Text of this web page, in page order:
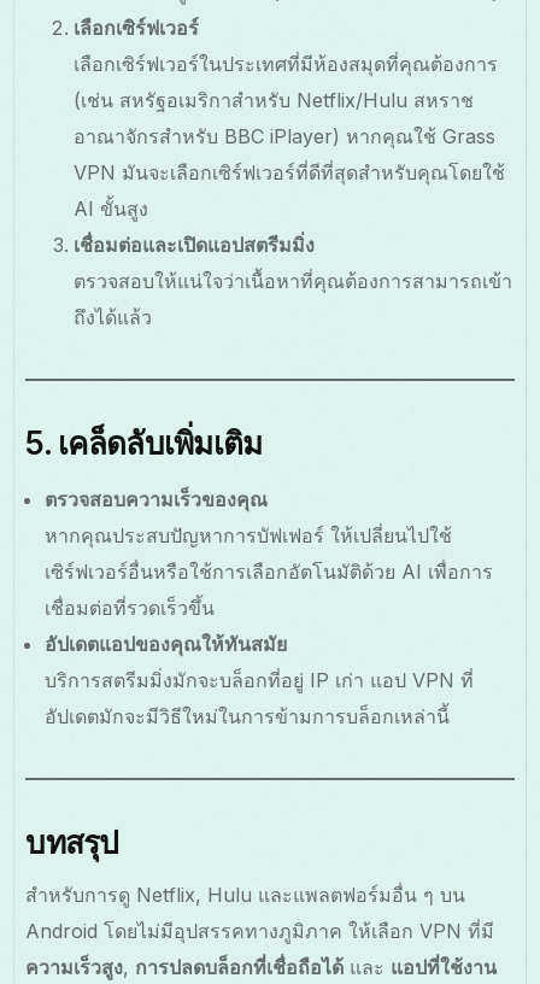
เลือกเซิร์ฟเวอร์
เลือกเซิร์ฟเวอร์ในประเทศที่มีห้องสมุดที่คุณต้องการ
(เช่น สหรัฐอเมริกาสำหรับ Netflix/Hulu สหราช
อาณาจักรสำหรับ BBC iPlayer) หากคุณใช้ Grass
VPN มันจะเลือกเซิร์ฟเวอร์ที่ดีที่สุดสำหรับคุณโดยใช้
AI ขั้นสูง
เชื่อมต่อและเปิดแอปสตรีมมิ่ง
ตรวจสอบให้แน่ใจว่าเนื้อหาที่คุณต้องการสามารถเข้า
ถึงได้แล้ว
5. เคล็ดลับเพิ่มเติม
ตรวจสอบความเร็วของคุณ
หากคุณประสบปัญหาการบัฟเฟอร์ ให้เปลี่ยนไปใช้
เซิร์ฟเวอร์อื่นหรือใช้การเลือกอัตโนมัติด้วย AI เพื่อการ
เชื่อมต่อที่รวดเร็วขึ้น
อัปเดตแอปของคุณให้ทันสมัย
บริการสตรีมมิ่งมักจะบล็อกที่อยู่ IP เก่า แอป VPN ที่
อัปเดตมักจะมีวิธีใหม่ในการข้ามการบล็อกเหล่านี้
บทสรุป
สำหรับการดู Netflix, Hulu และแพลตฟอร์มอื่น ๆ บน
Android โดยไม่มีอุปสรรคทางภูมิภาค ให้เลือก VPN ที่มี
ความเร็วสูง, การปลดบล็อกที่เชื่อถือได้ และ แอปที่ใช้งาน